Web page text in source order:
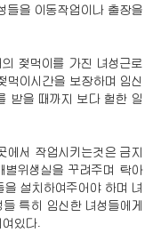
들을 이동작업이나 출장을
젖먹이를 가진 녀성근로
먹이시간을 보장하며 임신
받을 때까지 보다 헐한 일
에서 작업시키는것은 금지
위생실을 꾸려주며 탁아
설치하여주어야 하며 녀
특히 임신한 녀성들에게
있다.